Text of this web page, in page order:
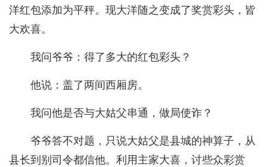
洋红包添加为平秤。现大洋随之变成了奖赏彩头，皆
大欢喜。
我问爷爷：得了多大的红包彩头？
他说：盖了两间西厢房。
我问他是否与大姑父串通，做局使诈？
爷爷答不对题，只说大姑父是县城的神算子，从
县长到别司令都信他。利用主家大喜，讨些众彩赏